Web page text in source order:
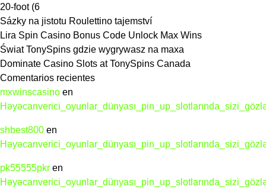
und
Personlichkeit
20-foot (6
Sázky na jistotu Roulettino tajemství
Lira Spin Casino Bonus Code Unlock Max Wins
Świat TonySpins gdzie wygrywasz na maxa
Dominate Casino Slots at TonySpins Canada
Comentarios recientes
mxwinscasino en
shbest800 en
pk55555pkr en